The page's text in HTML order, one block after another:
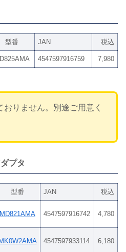
型番 JAN 税込
4547597916759 7,980
りません。別途ご用意く
プタ
型番 JAN 税込
MD821AMA 4547597916742 4,780
MK0W2AMA 4547597933114 6,180